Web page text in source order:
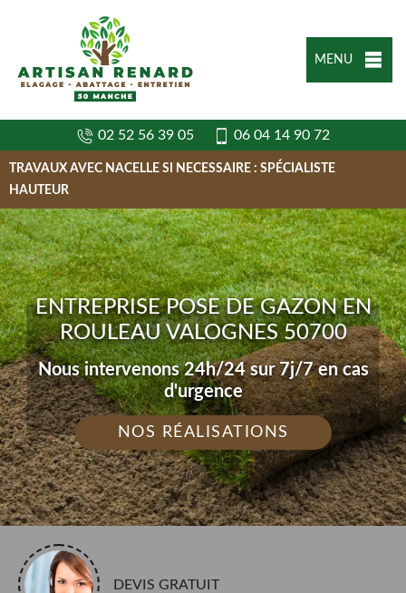
MENU
02 52 56 39 05 06 04 14 90 72
TRAVAUX AVEC NACELLE SI NECESSAIRE : SPÉCIALISTE
HAUTEUR
ENTREPRISE POSE DE GAZON EN
ROULEAU VALOGNES 50700
Nous intervenons 24h/24 sur 7j/7 en cas
d'urgence
NOS RÉALISATIONS
DEVIS GRATUIT